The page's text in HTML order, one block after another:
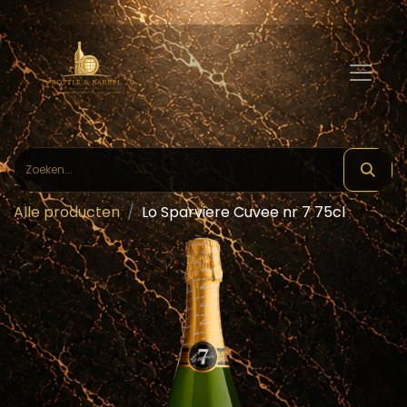
Alle producten Lo Sparviere Cuvee nr 7 75cl